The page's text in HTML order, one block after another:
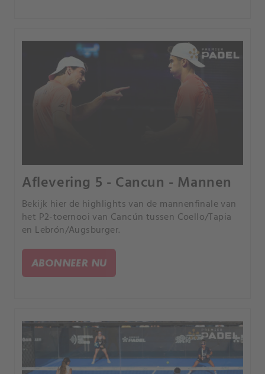
Aflevering 5 - Cancun - Mannen
Bekijk hier de highlights van de mannenfinale van
het P2-toernooi van Cancún tussen Coello/Tapia
en Lebrón/Augsburger.
ABONNEER NU